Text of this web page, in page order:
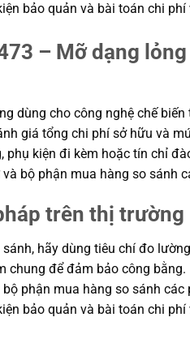
bảo quản và bài toán chi
– Mỡ dạng
dùng cho công nghệ chế
giá tổng chi phí sở hữu và
kiện đi kèm hoặc tín chỉ
bộ phận mua hàng so sánh
trên thị trường
hãy dùng tiêu chí đo
để đảm bảo công
phận mua hàng so sánh
bảo quản và bài toán chi